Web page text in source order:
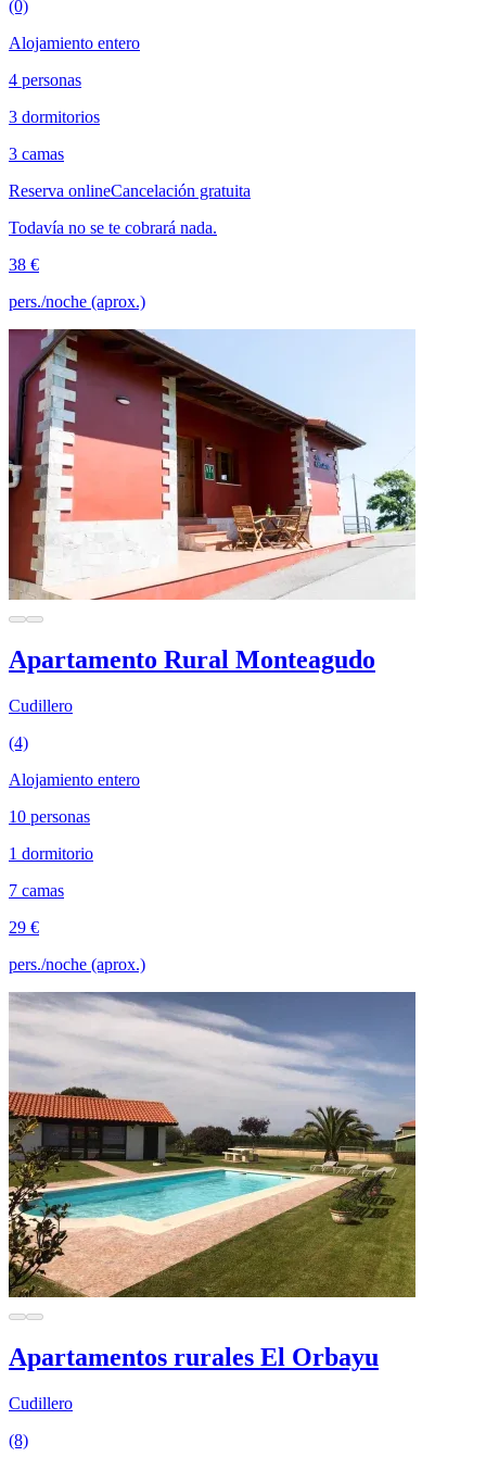
(0)
Alojamiento entero
4 personas
3 dormitorios
3 camas
Reserva onlineCancelación gratuita
Todavía no se te cobrará nada.
38 €
pers./noche (aprox.)
Apartamento Rural Monteagudo
Cudillero
(4)
Alojamiento entero
10 personas
1 dormitorio
7 camas
29 €
pers./noche (aprox.)
Apartamentos rurales El Orbayu
Cudillero
(8)